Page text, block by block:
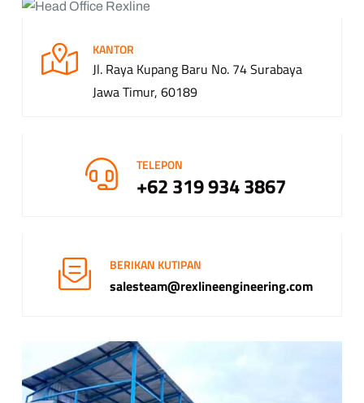
KANTOR
Jl. Raya Kupang Baru No. 74 Surabaya
Jawa Timur, 60189
TELEPON
+62 319 934 3867
BERIKAN KUTIPAN
salesteam@rexlineengineering.com